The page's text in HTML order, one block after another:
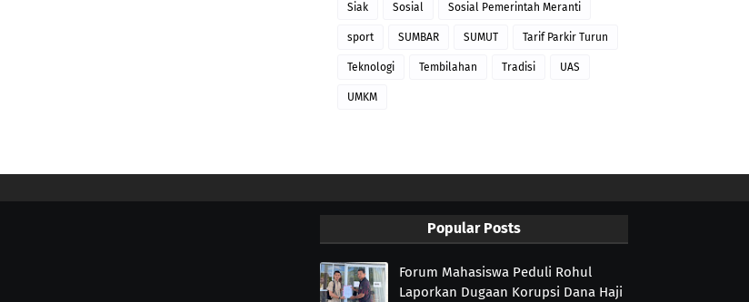
Siak Sosial Sosial Pemerintah Meranti
sport SUMBAR SUMUT Tarif Parkir Turun
Teknologi Tembilahan Tradisi UAS
UMKM
Popular Posts
Forum Mahasiswa Peduli Rohul
Laporkan Dugaan Korupsi Dana Haji